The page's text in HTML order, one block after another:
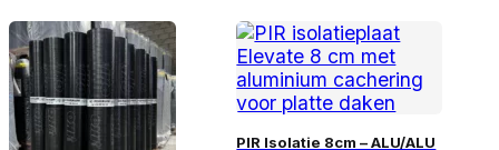
PIR Isolatie 8cm – ALU/ALU